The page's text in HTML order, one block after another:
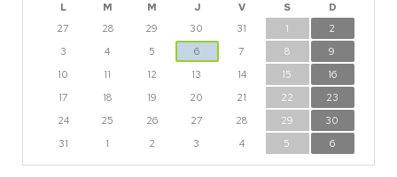
L M M J V S
D
27
28 29 30 31 1
2
3
4 5 6 7 8
9
10
11 12 13 14 15
16
17
18 19 20 21 22
23
24
25 26 27 28 29
30
31
1 2 3 4 5 6